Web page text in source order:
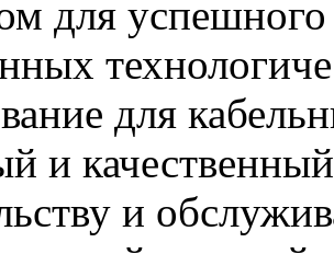
для
для
и
и